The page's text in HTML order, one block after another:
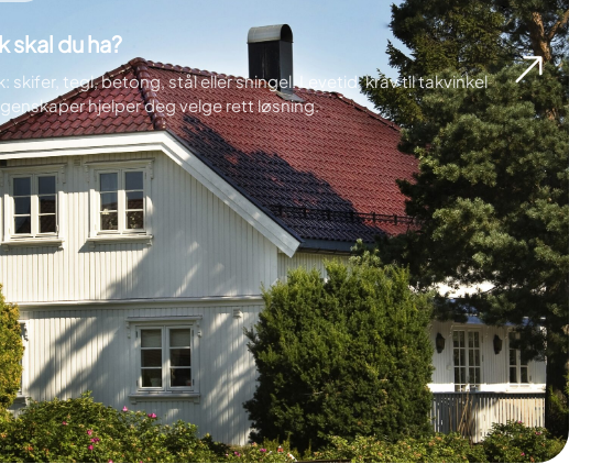
skal du ha?
skifer, tegl, betong, stål eller shingel. Levetid, krav til takvinkel
hjelper deg velge rett løsning.